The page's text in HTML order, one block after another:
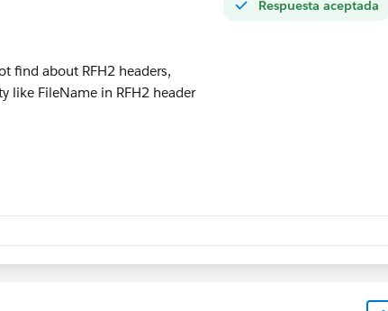
Respuesta aceptada
find about RFH2 headers,
like FileName in RFH2 header